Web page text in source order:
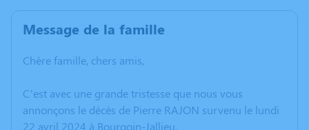
Message de la famille
Chère famille, chers amis,
C’est avec une grande tristesse que nous vous
annonçons le décès de Pierre RAJON survenu le lundi
22 avril 2024 à Bourgoin-Jallieu.